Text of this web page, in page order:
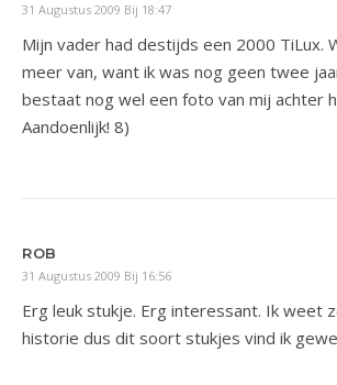
31 Augustus 2009 Bij 18:47
Mijn vader had destijds een 2000 TiLux.
meer van, want ik was nog geen twee
bestaat nog wel een foto van mij achter
Aandoenlijk! 8)
ROB
31 Augustus 2009 Bij 16:56
Erg leuk stukje. Erg interessant. Ik weet
historie dus dit soort stukjes vind ik